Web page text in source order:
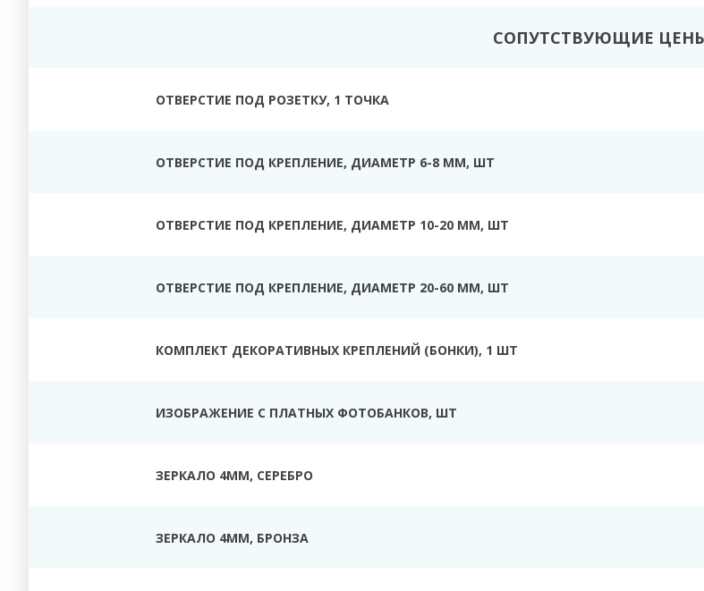
СОПУТСТВУЮЩИЕ
ОТВЕРСТИЕ ПОД РОЗЕТКУ, 1 ТОЧКА
ОТВЕРСТИЕ ПОД КРЕПЛЕНИЕ, ДИАМЕТР 6-8 ММ, ШТ
ОТВЕРСТИЕ ПОД КРЕПЛЕНИЕ, ДИАМЕТР 10-20 ММ, ШТ
ОТВЕРСТИЕ ПОД КРЕПЛЕНИЕ, ДИАМЕТР 20-60 ММ, ШТ
КОМПЛЕКТ ДЕКОРАТИВНЫХ КРЕПЛЕНИЙ (БОНКИ), 1 ШТ
ИЗОБРАЖЕНИЕ С ПЛАТНЫХ ФОТОБАНКОВ, ШТ
ЗЕРКАЛО 4ММ, СЕРЕБРО
ЗЕРКАЛО 4ММ, БРОНЗА